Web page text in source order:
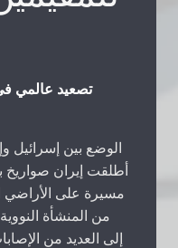
تصعيد عالمي
الوضع بين إسرائيل
أطلقت إيران صواريخ
مسيرة على الأراضي
من المنشأة
إلى العديد من